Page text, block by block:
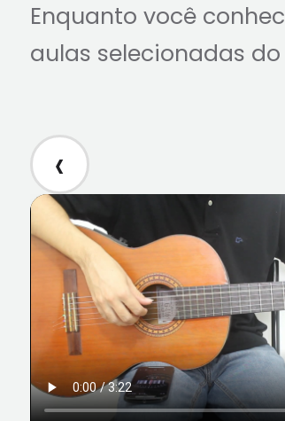
Enquanto você
aulas selecionadas do
‹